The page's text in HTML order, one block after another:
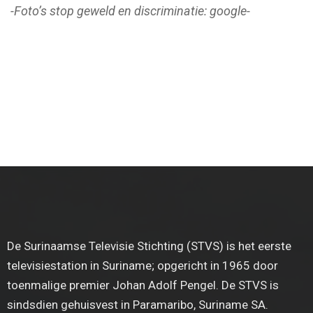
-Foto’s stop geweld en discriminatie: google-
De Surinaamse Televisie Stichting (STVS) is het eerste
televisiestation in Suriname; opgericht in 1965 door
toenmalige premier Johan Adolf Pengel. De STVS is
sindsdien gehuisvest in Paramaribo, Suriname SA.